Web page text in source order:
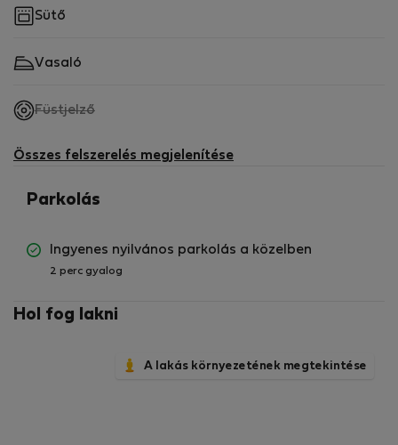
Sütő
Vasaló
Füstjelző,
elérhető
Összes felszerelés megjelenítése
Parkolás
Ingyenes nyilvános parkolás a közelben
2 perc gyalog
Hol fog lakni
A lakás környezetének megtekintése